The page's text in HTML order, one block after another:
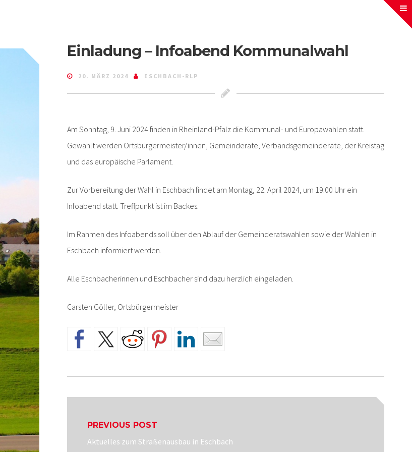
Einladung – Infoabend Kommunalwahl
20. MÄRZ 2024 ESCHBACH-RLP
Am Sonntag, 9. Juni 2024 finden in Rheinland-Pfalz die Kommunal- und Europawahlen statt.
Gewählt werden Ortsbürgermeister/innen, Gemeinderäte, Verbandsgemeinderäte, der Kreistag
und das europäische Parlament.
Zur Vorbereitung der Wahl in Eschbach findet am Montag, 22. April 2024, um 19.00 Uhr ein
Infoabend statt. Treffpunkt ist im Backes.
Im Rahmen des Infoabends soll über den Ablauf der Gemeinderatswahlen sowie der Wahlen in
Eschbach informiert werden.
Alle Eschbacherinnen und Eschbacher sind dazu herzlich eingeladen.
Carsten Göller, Ortsbürgermeister
PREVIOUS POST
Previous
Aktuelles zum Straßenausbau in Eschbach